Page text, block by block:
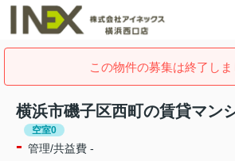
この物件の募集は終了しま
横浜市磯子区西町の賃貸マン
空室0
- 管理/共益費 -